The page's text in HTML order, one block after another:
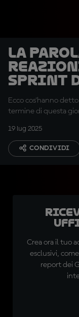
La
Sprint
Ecco cos'hanno
termine di questa
19 lug 2025
CONDIVIDI
Crea ora il tuo
esclusivi,
report dei